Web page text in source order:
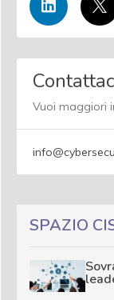
Vuoi maggiori
SPAZIO